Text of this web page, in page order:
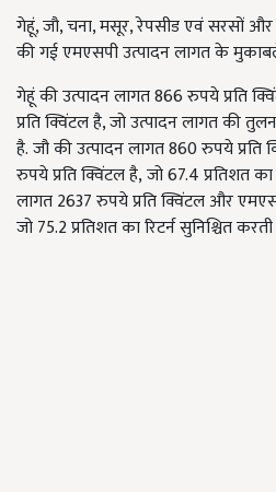
गेहूं,जौ,चना,मसूर,रेपसीड एवं सरसों
की गई एमएसपी उत्पादन लागत के
गेहूं की उत्पादन लागत 866रुपये प्रति
प्रति क्विंटल है,जो उत्पादन लागत की
है.जौ की उत्पादन लागत 860रुपये प्रति
रुपये प्रति क्विंटल है,जो67.4प्रतिशत का
लागत 2637रुपये प्रति क्विंटल और
जो75.2प्रतिशत का रिटर्न सुनिश्चित